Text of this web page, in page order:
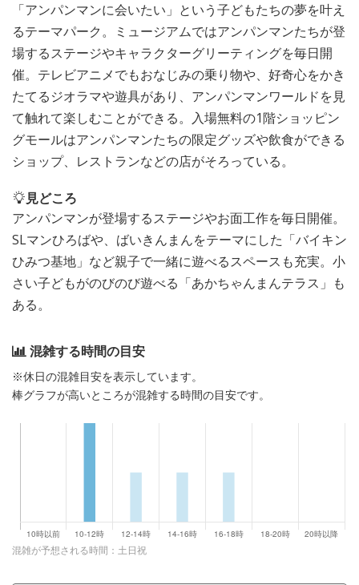
「アンパンマンに会いたい」という子どもたちの夢を叶え
るテーマパーク。ミュージアムではアンパンマンたちが登
場するステージやキャラクターグリーティングを毎日開
催。テレビアニメでもおなじみの乗り物や、好奇心をかき
たてるジオラマや遊具があり、アンパンマンワールドを見
て触れて楽しむことができる。入場無料の1階ショッピン
グモールはアンパンマンたちの限定グッズや飲食ができる
ショップ、レストランなどの店がそろっている。
見どころ
アンパンマンが登場するステージやお面工作を毎日開催。
SLマンひろばや、ばいきんまんをテーマにした「バイキン
ひみつ基地」など親子で一緒に遊べるスペースも充実。小
さい子どもがのびのび遊べる「あかちゃんまんテラス」も
ある。
混雑する時間の目安
※休日の混雑目安を表示しています。
棒グラフが高いところが混雑する時間の目安です。
混雑が予想される時間：土日祝